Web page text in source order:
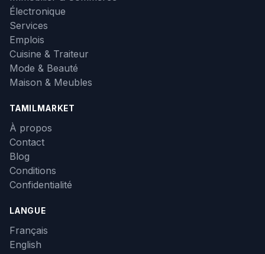
Électronique
Services
Emplois
Cuisine & Traiteur
Mode & Beauté
Maison & Meubles
TAMILMARKET
À propos
Contact
Blog
Conditions
Confidentialité
LANGUE
Français
English